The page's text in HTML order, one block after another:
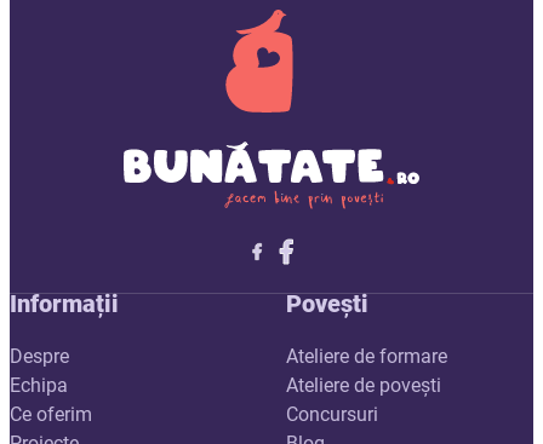
Follow me on X
Follow me on LinkedIn
Follow me on X
Informații
Despre
Echipa
Ce oferim
Povești
Ateliere de formare
Ateliere de povești
Concursuri